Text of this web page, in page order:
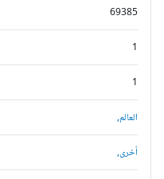
69385
العالم,
أخرى,